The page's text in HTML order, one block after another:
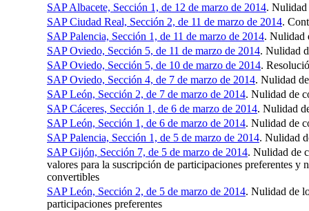
SAP Albacete, Sección 1, de 12 de marzo de 2014. Nulidad
SAP Ciudad Real, Sección 2, de 11 de marzo de 2014.
SAP Palencia, Sección 1, de 11 de marzo de 2014. Nulidad
SAP Oviedo, Sección 5, de 11 de marzo de 2014. Nulidad
SAP Oviedo, Sección 5, de 10 de marzo de 2014.
SAP Oviedo, Sección 4, de 7 de marzo de 2014. Nulidad
SAP León, Sección 2, de 7 de marzo de 2014. Nulidad de
SAP Cáceres, Sección 1, de 6 de marzo de 2014. Nulidad
SAP León, Sección 1, de 6 de marzo de 2014. Nulidad de
SAP Palencia, Sección 1, de 5 de marzo de 2014. Nulidad
SAP Gijón, Sección 7, de 5 de marzo de 2014. Nulidad de
valores para la suscripción de participaciones preferentes
convertibles
SAP León, Sección 2, de 5 de marzo de 2014. Nulidad de
participaciones preferentes